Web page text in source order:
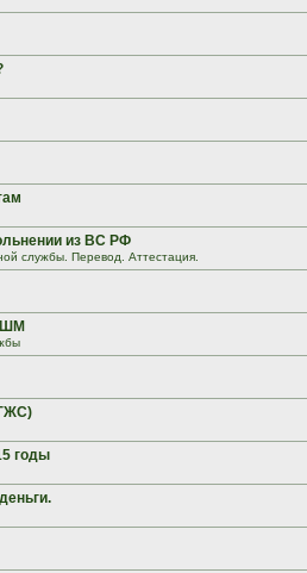
из ВС РФ
службы. Перевод. Аттестация.
годы